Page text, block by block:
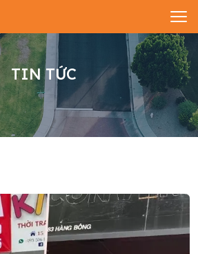
TIN TỨC